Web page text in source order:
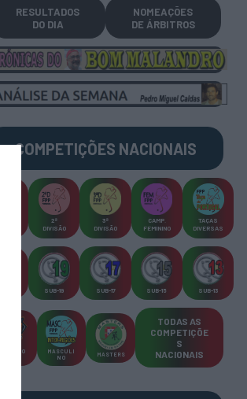
RESULTADOS
DO DIA
NOMEAÇÕES
DE ÁRBITROS
COMPETIÇÕES NACIONAIS
2ª
DIVISÃO
3ª
DIVISÃO
CAMP.
FEMININO
TAÇAS
DIVERSAS
SUB-19 SUB-17 SUB-15 SUB-13
TORNEIO
MASCULI
NO
MASTERS
TODAS AS
COMPETIÇÕE
S
NACIONAIS